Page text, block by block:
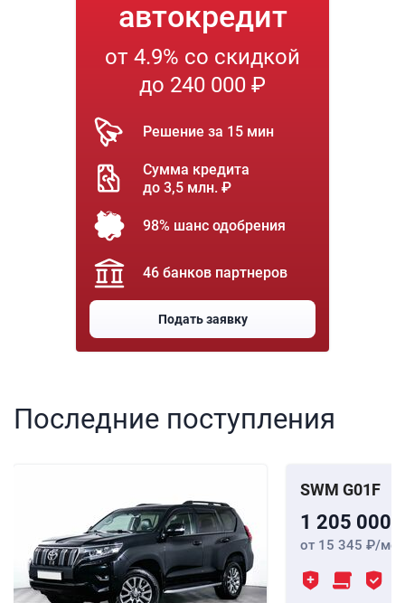
автокредит
от 4.9% со скидкой
до 240 000 ₽
Решение за 15 мин
Сумма кредита
до 3,5 млн. ₽
98% шанс одобрения
46 банков партнеров
Подать заявку
Последние поступления
SWM G01F
1 205 000
от 15 345 /мес